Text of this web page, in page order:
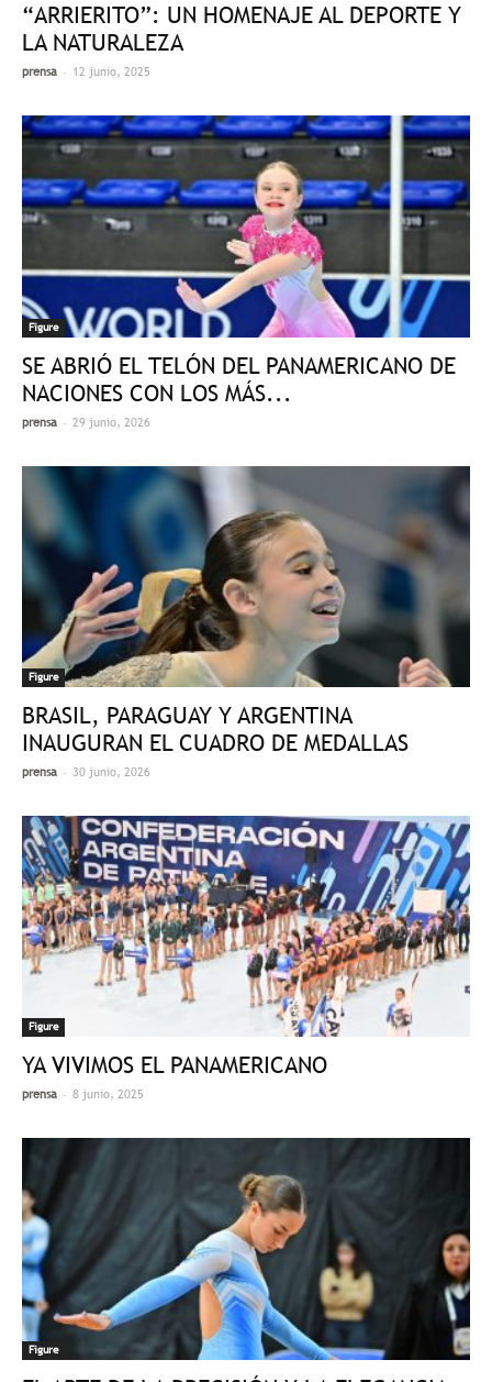
“ARRIERITO”: UN HOMENAJE AL DEPORTE Y
LA NATURALEZA
prensa - 12 junio, 2025
Figure
SE ABRIÓ EL TELÓN DEL PANAMERICANO DE
NACIONES CON LOS MÁS...
prensa - 29 junio, 2026
Figure
BRASIL, PARAGUAY Y ARGENTINA
INAUGURAN EL CUADRO DE MEDALLAS
prensa - 30 junio, 2026
Figure
YA VIVIMOS EL PANAMERICANO
prensa - 8 junio, 2025
Figure